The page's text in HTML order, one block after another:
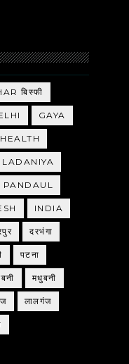
बिस्फी
GAYA
HEALTH
LADANIYA
PANDAUL
INDIA
दरभंगा
पटना
मधुबनी
लालगंज